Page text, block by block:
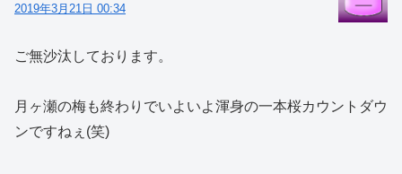
2019年3月21日 00:34
ご無沙汰しております。
月ヶ瀬の梅も終わりでいよいよ渾身の一本桜カウントダウ
ンですねぇ(笑)